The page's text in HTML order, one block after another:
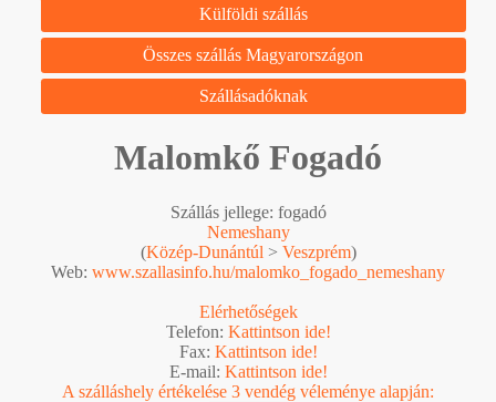
Külföldi szállás
Összes szállás Magyarországon
Szállásadóknak
Malomkő Fogadó
Szállás jellege: fogadó
Nemeshany
(Közép-Dunántúl > Veszprém)
Web: www.szallasinfo.hu/malomko_fogado_nemeshany
Elérhetőségek
Telefon: Kattintson ide!
Fax: Kattintson ide!
E-mail: Kattintson ide!
A szálláshely értékelése 3 vendég véleménye alapján: